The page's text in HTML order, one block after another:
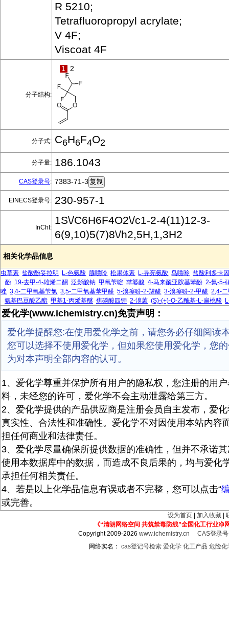
R 5210;
Tetrafluoropropyl acrylate;
V 4F;
Viscoat 4F
分子结构:
1 2
分子式: C6H6F4O2
分子量: 186.1043
CAS登录号: 7383-71-3
EINECS登录号: 230-957-1
InChI:
1S\/C6H6F4O2\/c1-2-4(11)12-3-
6(9,10)5(7)8\/h2,5H,1,3H2
相关化学品信息
虫草素 盐酸酚妥拉明 L-色氨酸 腺嘌呤 松果体素 L-异亮氨酸 鸟嘌呤 盐酸利多卡
酚 19-去甲-4-雄烯二酮 泛影酸钠 甲氧苄啶 苹婆酸 4-马来酰亚胺基苯酚 2-氟-5-
唑 3,4-二甲氧基苄氯 3,5-二甲氧基苯甲醛 5-溴噻吩-2-羧酸 3-溴噻吩-2-甲酸 2,4-
氨基巴豆酸乙酯 甲基1-丙烯基醚 焦磷酸四钾 2-溴蒽 (S)-(+)-O-乙酰基-L-扁桃酸
爱化学(www.ichemistry.cn)免责声明：
爱化学提醒您:在使用爱化学之前，请您务必仔细阅读
您可以选择不使用爱化学，但如果您使用爱化学，您
为对本声明全部内容的认可。
1、爱化学尊重并保护所有用户的隐私权，您注册的用
料，未经您的许可，爱化学不会主动泄露给第三方。
2、爱化学提供的产品供应商是注册会员自主发布，爱
真实性、合法性和准确性。爱化学不对因使用本站内容
担任何商业和法律责任。
3、爱化学尽量确保所提供数据的准确性，但并不承诺
使用本数据库中的数据，而造成不良后果的，均与爱化
承担任何相关责任。
4、若是以上化学品信息有误或者不完整，您可以点击“
或完善。
设为首页 加入收藏
《“清朗网络空间 共筑禁毒防线”全国化工行业净
Copyright 2009-2026www.ichemistry.cn
CAS登录
网络实名： cas登记号检索 爱化学 化工产品 危险化